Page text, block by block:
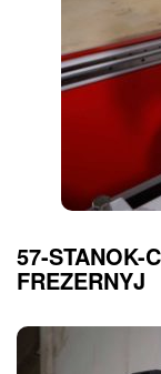
57-STANOK-
FREZERNYJ